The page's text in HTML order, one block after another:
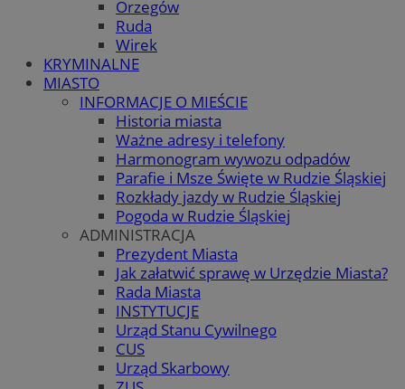
Orzegów
Ruda
Wirek
KRYMINALNE
MIASTO
INFORMACJE O MIEŚCIE
Historia miasta
Ważne adresy i telefony
Harmonogram wywozu odpadów
Parafie i Msze Święte w Rudzie Śląskiej
Rozkłady jazdy w Rudzie Śląskiej
Pogoda w Rudzie Śląskiej
ADMINISTRACJA
Prezydent Miasta
Jak załatwić sprawę w Urzędzie Miasta?
Rada Miasta
INSTYTUCJE
Urząd Stanu Cywilnego
CUS
Urząd Skarbowy